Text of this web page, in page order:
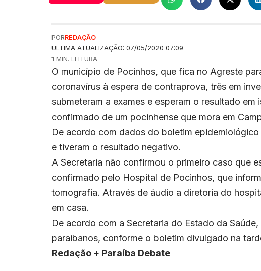
ULTIMA ATUALIZAÇÃO: 07/05/2020 07:09
PORREDAÇÃO
1 MIN. LEITURA
O município de Pocinhos, que fica no Agreste
coronavírus à espera de contraprova, três em
submeteram a exames e esperam o resultado
confirmado de um pocinhense que mora em
De acordo com dados do boletim
e tiveram o resultado negativo.
A Secretaria não confirmou o primeiro caso que
confirmado pelo Hospital de Pocinhos, que
tomografia. Através de áudio a diretoria do
em casa.
De acordo com a Secretaria do Estado da
paraibanos, conforme o boletim divulgado na
Redação + Paraíba Debate